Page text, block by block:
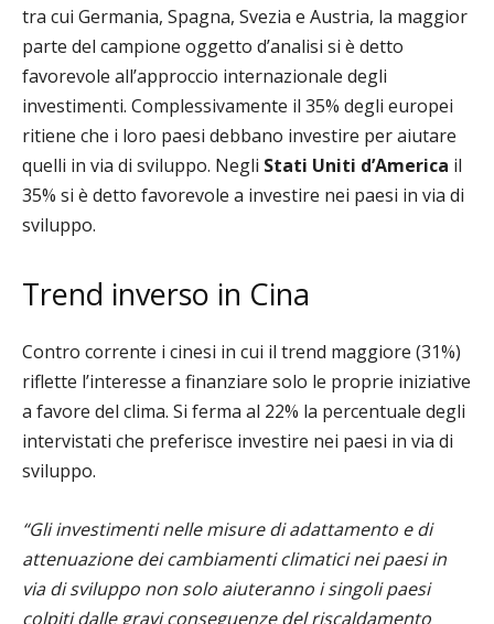
tra cui Germania, Spagna, Svezia e Austria, la maggior
parte del campione oggetto d’analisi si è detto
favorevole all’approccio internazionale degli
investimenti. Complessivamente il 35% degli europei
ritiene che i loro paesi debbano investire per aiutare
quelli in via di sviluppo. Negli Stati Uniti d’America il
35% si è detto favorevole a investire nei paesi in via di
sviluppo.
Trend inverso in Cina
Contro corrente i cinesi in cui il trend maggiore (31%)
riflette l’interesse a finanziare solo le proprie iniziative
a favore del clima. Si ferma al 22% la percentuale degli
intervistati che preferisce investire nei paesi in via di
sviluppo.
“Gli investimenti nelle misure di adattamento e di
attenuazione dei cambiamenti climatici nei paesi in
via di sviluppo non solo aiuteranno i singoli paesi
colpiti dalle gravi conseguenze del riscaldamento